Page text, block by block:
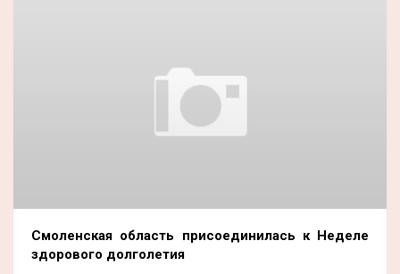
Смоленская область присоединилась к Неделе
здорового долголетия